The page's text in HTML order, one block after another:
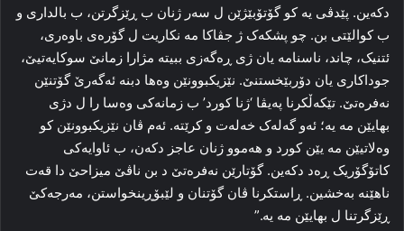
دکەین. پێدڤی یە کو گۆتۆبێژێن ل سەر ژنان ب ڕێزگرتن، ب بالداری و
ب کوالێتی بن. چو پشکەک ژ جڤاکا مە نکاریت ل گۆرەی باوەری،
ئتنیک، چاند، ناسنامە یان ژی ڕەگەزی ببیتە مژارا زمانێ سوکایەتیێ،
جوداکاری یان دۆربێخستنێ. نێزیکبوونێن وەها دبنە ئەگەرێ گۆتنێن
نەفرەتێ. تێکەڵکرنا پەیڤا ‘ژنا کورد’ ب زمانەکی وەسا را ل دژی
بهایێن مە یە؛ ئەو گەلەک خەلەت و کرێتە. ئەم ڤان نێزیکبوونێن کو
وەلاتیێن مە یێن کورد و هەموو ژنان عاجز دکەن، ب ئاوایەکی
کاتۆگۆریک ڕەد دکەین. گۆتارێن نەفرەتێ د بن ناڤێ میزاحێ دا قەت
ناهێنە بەخشین. ڕاستکرنا ڤان گۆتنان و لێبۆڕینخواستن، مەرجەکێ
ڕێزگرتنا ل بهایێن مە یە.”